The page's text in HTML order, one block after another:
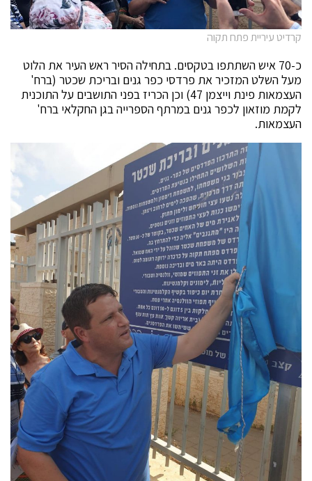
קרדיט עיריית פתח תקוה
כ-70 איש השתתפו בטקסים. בתחילה הסיר ראש העיר את הלוט
מעל השלט המזכיר את פרדסי כפר גנים ובריכת שכטר (ברח'
העצמאות פינת וייצמן 47) וכן הכריז בפני התושבים על התוכנית
לקמת מוזאון לכפר גנים במרתף הספרייה בגן החקלאי ברח'
העצמאות.